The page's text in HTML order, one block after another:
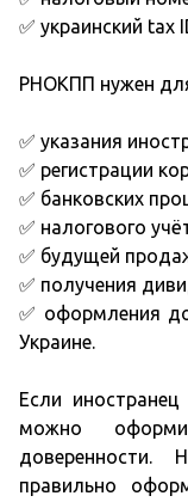
✅ украинский tax
РНОКПП нужен
✅ указания
✅ регистрации
✅ банковских
✅ налогового
✅ будущей
✅ получения
✅ оформления
Украине.
Если
можно
доверенности.
правильно